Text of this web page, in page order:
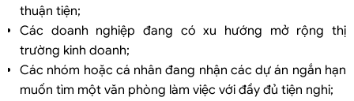
thuận tiện;
Các doanh nghiệp đang có xu hướng mở rộng thị
trường kinh doanh;
Các nhóm hoặc cá nhân đang nhận các dự án ngắn hạn
muốn tìm một văn phòng làm việc với đầy đủ tiện nghi;